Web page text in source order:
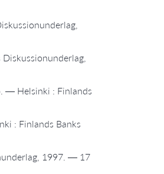
— Helsinki : Finlands
: Finlands Banks
1997. — 17